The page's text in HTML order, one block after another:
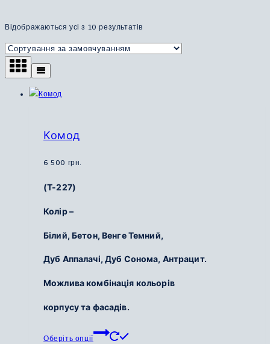
Відображаються усі з 10 результатів
Комод
6 500 грн.
(Т-227)
Колір –
Білий, Бетон, Венге Темний,
Дуб Аппалачі, Дуб Сонома, Антрацит.
Можлива комбінація кольорів
корпусу та фасадів.
Оберіть опції
Цей